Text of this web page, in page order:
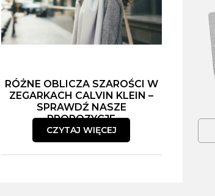
RÓŻNE OBLICZA SZAROŚCI W
ZEGARKACH CALVIN KLEIN –
SPRAWDŹ NASZE
PROPOZYCJE
CZYTAJ WIĘCEJ